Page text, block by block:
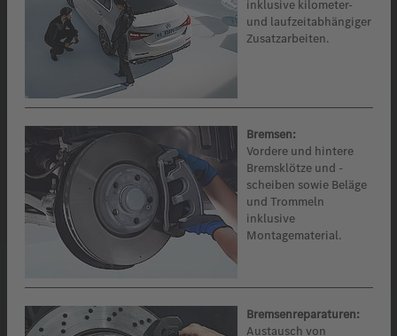
inklusive kilometer-
und laufzeitabhängiger
Zusatzarbeiten.
Bremsen:
Vordere und hintere
Bremsklötze und -
scheiben sowie Beläge
und Trommeln
inklusive
Montagematerial.
Bremsenreparaturen:
Austausch von